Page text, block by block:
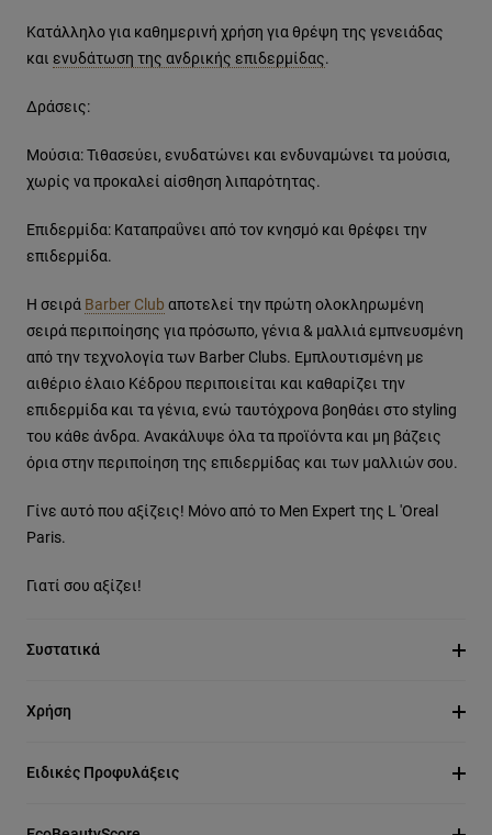
Κατάλληλο για καθημερινή χρήση για θρέψη της γενειάδας
και ενυδάτωση της ανδρικής επιδερμίδας.
Δράσεις:
Μούσια: Τιθασεύει, ενυδατώνει και ενδυναμώνει τα μούσια,
χωρίς να προκαλεί αίσθηση λιπαρότητας.
Επιδερμίδα: Καταπραΰνει από τον κνησμό και θρέφει την
επιδερμίδα.
Η σειρά Barber Club αποτελεί την πρώτη ολοκληρωμένη
σειρά περιποίησης για πρόσωπο, γένια & μαλλιά εμπνευσμένη
από την τεχνολογία των Barber Clubs. Εμπλουτισμένη με
αιθέριο έλαιο Κέδρου περιποιείται και καθαρίζει την
επιδερμίδα και τα γένια, ενώ ταυτόχρονα βοηθάει στο styling
του κάθε άνδρα. Ανακάλυψε όλα τα προϊόντα και μη βάζεις
όρια στην περιποίηση της επιδερμίδας και των μαλλιών σου.
Γίνε αυτό που αξίζεις! Μόνο από το Men Expert της L 'Oreal
Paris.
Γιατί σου αξίζει!
Συστατικά
Χρήση
Ειδικές Προφυλάξεις